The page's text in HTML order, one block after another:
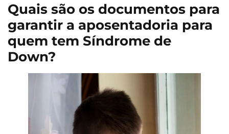
Quais são os documentos para
garantir a aposentadoria para
quem tem Síndrome de
Down?